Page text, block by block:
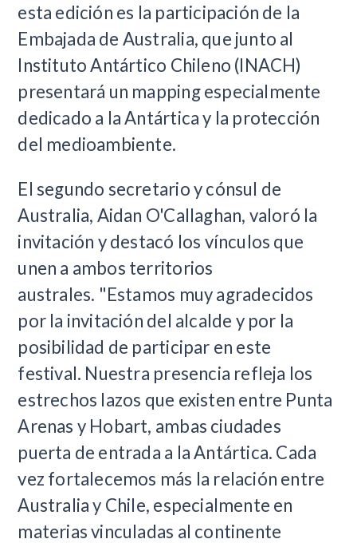
esta edición es la participación de la
Embajada de Australia, que junto al
Instituto Antártico Chileno (INACH)
presentará un mapping especialmente
dedicado a la Antártica y la protección
del medioambiente.
El segundo secretario y cónsul de
Australia, Aidan O'Callaghan, valoró la
invitación y destacó los vínculos que
unen a ambos territorios
australes. "Estamos muy agradecidos
por la invitación del alcalde y por la
posibilidad de participar en este
festival. Nuestra presencia refleja los
estrechos lazos que existen entre Punta
Arenas y Hobart, ambas ciudades
puerta de entrada a la Antártica. Cada
vez fortalecemos más la relación entre
Australia y Chile, especialmente en
materias vinculadas al continente